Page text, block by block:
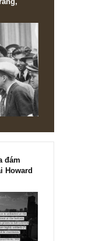
của cổ phiếu
36 trang,